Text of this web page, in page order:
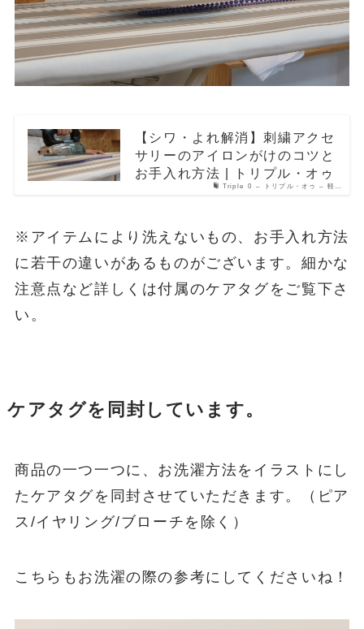
Triple 0 – トリプル・オゥ – 軽…
【シワ・よれ解消】刺繍アクセ
サリーのアイロンがけのコツと
お手入れ方法 | トリプル・オゥ
※アイテムにより洗えないもの、お手入れ方法
に若干の違いがあるものがございます。細かな
注意点など詳しくは付属のケアタグをご覧下さ
い。
ケアタグを同封しています。
商品の一つ一つに、お洗濯方法をイラストにし
たケアタグを同封させていただきます。（ピア
ス/イヤリング/ブローチを除く）
こちらもお洗濯の際の参考にしてくださいね！